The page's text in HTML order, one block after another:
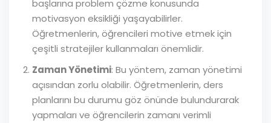
başlarına problem çözme konusunda
motivasyon eksikliği yaşayabilirler.
Öğretmenlerin, öğrencileri motive etmek için
çeşitli stratejiler kullanmaları önemlidir.
Zaman Yönetimi: Bu yöntem, zaman yönetimi
açısından zorlu olabilir. Öğretmenlerin, ders
planlarını bu durumu göz önünde bulundurarak
yapmaları ve öğrencilerin zamanı verimli